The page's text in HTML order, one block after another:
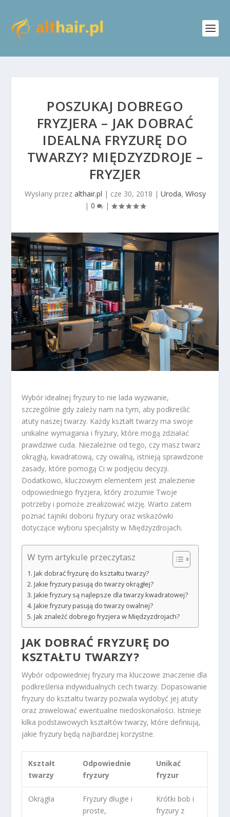
POSZUKAJ DOBREGO
FRYZJERA – JAK DOBRAĆ
IDEALNA FRYZURĘ DO
TWARZY? MIĘDZYZDROJE –
FRYZJER
Wysłany przez althair.pl | cze 30, 2018 | Uroda, Włosy
| 0 |
Wybór idealnej fryzury to nie lada wyzwanie,
szczególnie gdy zależy nam na tym, aby podkreślić
atuty naszej twarzy. Każdy kształt twarzy ma swoje
unikalne wymagania i fryzury, które mogą zdziałać
prawdziwe cuda. Niezależnie od tego, czy masz twarz
okrągłą, kwadratową, czy owalną, istnieją sprawdzone
zasady, które pomogą Ci w podjęciu decyzji.
Dodatkowo, kluczowym elementem jest znalezienie
odpowiedniego fryzjera, który zrozumie Twoje
potrzeby i pomoże zrealizować wizję. Warto zatem
poznać tajniki doboru fryzury oraz wskazówki
dotyczące wyboru specjalisty w Międzyzdrojach.
W tym artykule przeczytasz
Jak dobrać fryzurę do kształtu twarzy?
Jakie fryzury pasują do twarzy okrągłej?
Jakie fryzury są najlepsze dla twarzy kwadratowej?
Jakie fryzury pasują do twarzy owalnej?
Jak znaleźć dobrego fryzjera w Międzyzdrojach?
JAK DOBRAĆ FRYZURĘ DO
KSZTAŁTU TWARZY?
Wybór odpowiedniej fryzury ma kluczowe znaczenie dla
podkreślenia indywidualnych cech twarzy. Dopasowanie
fryzury do kształtu twarzy pozwala wydobyć jej atuty
oraz zniwelować ewentualne niedoskonałości. Istnieje
kilka podstawowych kształtów twarzy, które definiują,
jakie fryzury będą najbardziej korzystne.
Kształt
twarzy
Odpowiednie
fryzury
Unikać
fryzur
Okrągła
Fryzury długie i
proste,
Krótki bob i
fryzury z